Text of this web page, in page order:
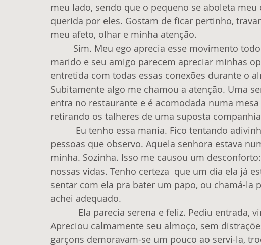
meu lado, sendo que o pequeno se aboleta
querida por eles. Gostam de ficar pertinho,
meu afeto, olhar e minha atenção.
marido e seu amigo parecem apreciar minhas
entretida com todas essas conexões durante o
Subitamente algo me chamou a atenção. Uma
entra no restaurante e é acomodada numa
retirando os talheres de uma suposta
pessoas que observo. Aquela senhora estava
minha. Sozinha. Isso me causou um
nossas vidas. Tenho certeza  que um dia ela já
sentar com ela pra bater um papo, ou chamá-la
achei adequado.
Apreciou calmamente seu almoço, sem
garçons demoravam-se um pouco ao servi-la,